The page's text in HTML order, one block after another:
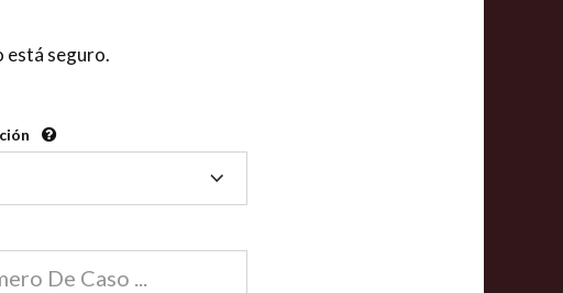
compartida en línea están acreditadas en más de
en línea cumplen la mayoría de las normas nacionales
está seguro.